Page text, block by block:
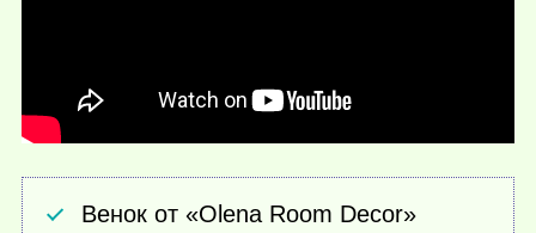
Венок от «Olena Room Decor»